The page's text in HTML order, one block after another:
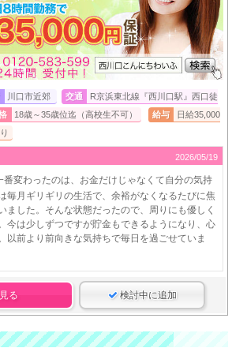
川口市近郊 交通
R京浜東北線『西川口駅』西口徒
18歳～35歳位迄（高校生不可） 給与
日給35,000
2026/05/19
番変わったのは、お金だけじゃなくて自分の気持
毎月ギリギリの生活で、余裕がなくなるたびに焦
ました。そんな状態だったので、周りにも優しく
今は少しずつですが貯金もできるようになり、心
以前より前向きな気持ちで毎日を過ごせていま
る 検討中に追加